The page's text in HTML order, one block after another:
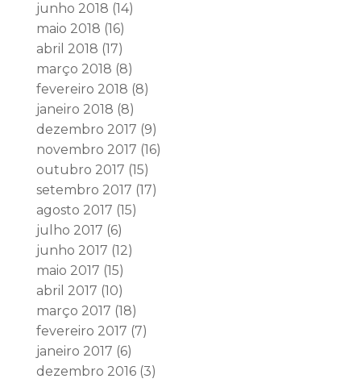
junho 2018 (14)
maio 2018 (16)
abril 2018 (17)
março 2018 (8)
fevereiro 2018 (8)
janeiro 2018 (8)
dezembro 2017 (9)
novembro 2017 (16)
outubro 2017 (15)
setembro 2017 (17)
agosto 2017 (15)
julho 2017 (6)
junho 2017 (12)
maio 2017 (15)
abril 2017 (10)
março 2017 (18)
fevereiro 2017 (7)
janeiro 2017 (6)
dezembro 2016(3)